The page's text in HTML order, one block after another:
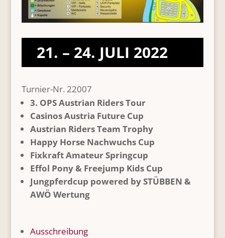
21. – 24. JULI 2022
Turnier-Nr. 22007
3. OPS Austrian Riders Tour
Casinos Austria Future Cup
Austrian Riders Team Trophy
Happy Horse Nachwuchs Cup
Fixkraft Amateur Springcup
Effol Pony & Freejump Kids Cup
Jungpferdcup powered by STÜBBEN &
AWÖ Wertung
Ausschreibung